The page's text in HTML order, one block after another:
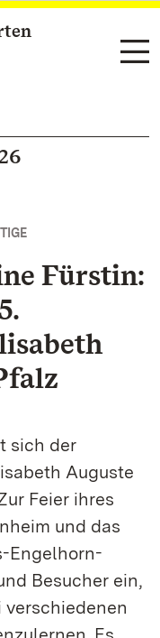
Fürstin:
sich der
Auguste
Feier ihres
und das
Engelhorn-
Besucher ein,
verschiedenen